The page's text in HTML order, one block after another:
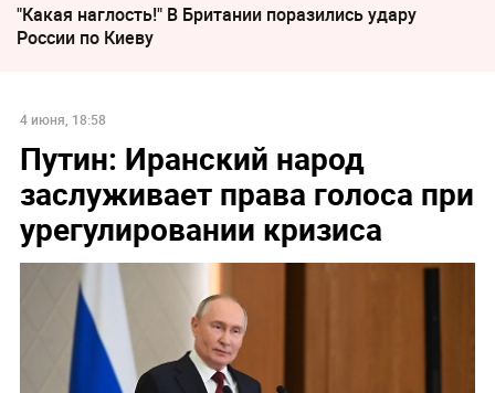
"Какая наглость!" В Британии поразились удару
России по Киеву
4 июня, 18:58
Путин: Иранский народ
заслуживает права голоса при
урегулировании кризиса